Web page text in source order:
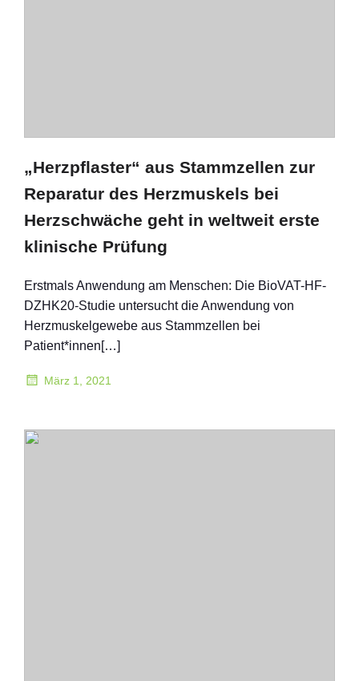
„Herzpflaster“ aus Stammzellen zur
Reparatur des Herzmuskels bei
Herzschwäche geht in weltweit erste
klinische Prüfung
Erstmals Anwendung am Menschen: Die BioVAT-HF-
DZHK20-Studie untersucht die Anwendung von
Herzmuskelgewebe aus Stammzellen bei
Patient*innen[…]
März 1, 2021